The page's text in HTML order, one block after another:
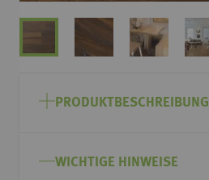
Anfang
springen
PRODUKTBESCHREIBUNG
WICHTIGE HINWEISE